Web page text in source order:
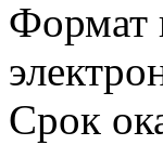
Формат
Срок